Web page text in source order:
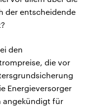
der entscheidende
den
die vor
Energieversorger
angekündigt für